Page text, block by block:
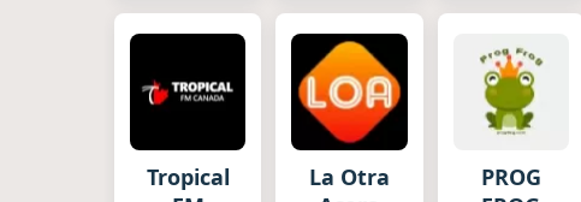
Tropical
La Otra
PROG